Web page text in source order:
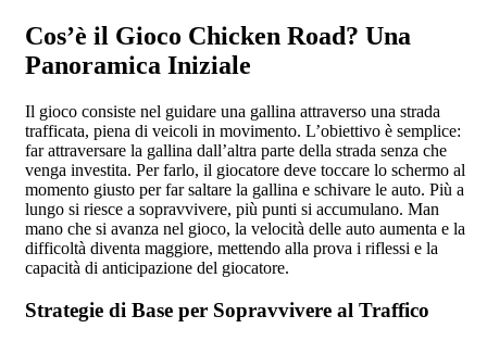
Cos’è il Gioco Chicken Road? Una
Panoramica Iniziale
Il gioco consiste nel guidare una gallina attraverso una strada
trafficata, piena di veicoli in movimento. L’obiettivo è semplice:
far attraversare la gallina dall’altra parte della strada senza che
venga investita. Per farlo, il giocatore deve toccare lo schermo al
momento giusto per far saltare la gallina e schivare le auto. Più a
lungo si riesce a sopravvivere, più punti si accumulano. Man
mano che si avanza nel gioco, la velocità delle auto aumenta e la
difficoltà diventa maggiore, mettendo alla prova i riflessi e la
capacità di anticipazione del giocatore.
Strategie di Base per Sopravvivere al Traffico